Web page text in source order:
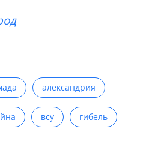
александрия
всу гибель